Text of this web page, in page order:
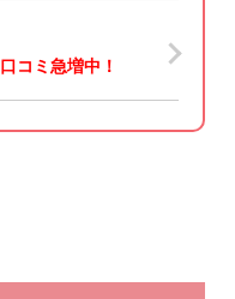
口コミ急増中！